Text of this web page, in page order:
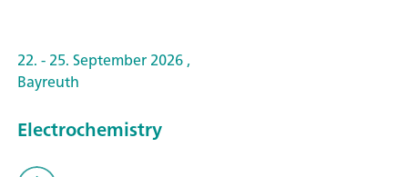
22. - 25. September 2026 ,
Bayreuth
Electrochemistry